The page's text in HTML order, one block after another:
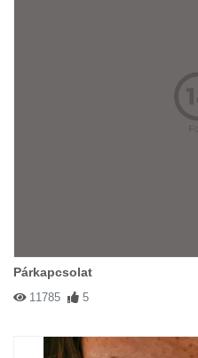
Párkapcsolat
11785 5